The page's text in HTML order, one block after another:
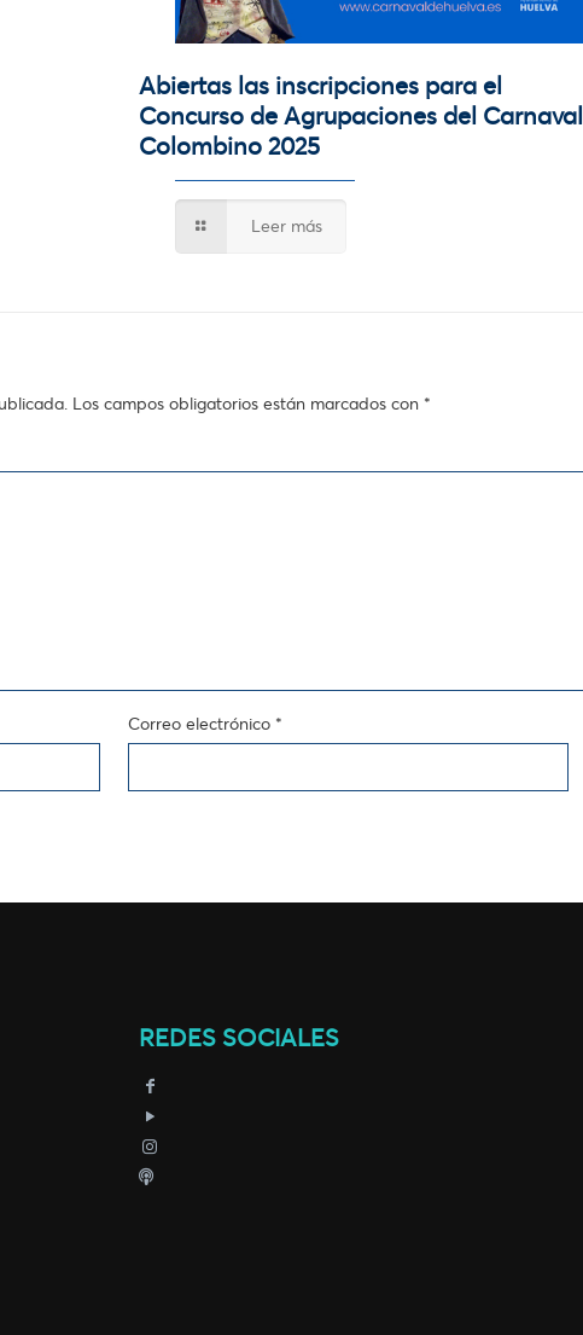
Abiertas las inscripciones para el
Concurso de Agrupaciones del Carnaval
Colombino 2025
Leer más
Los campos obligatorios están marcados con *
Correo electrónico *
REDES SOCIALES